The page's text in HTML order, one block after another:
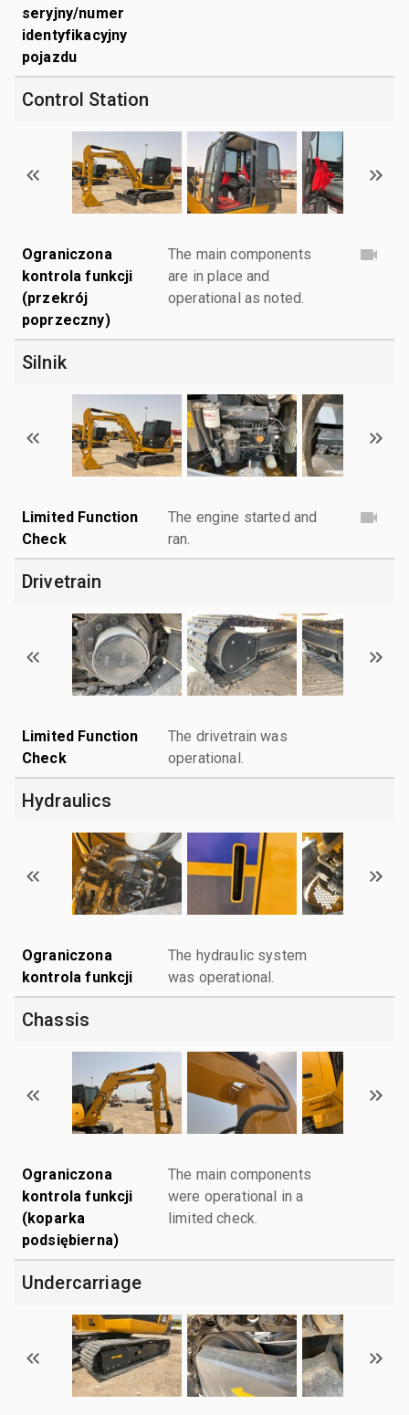
seryjny/numer
identyfikacyjny
pojazdu
Control Station
Ograniczona
kontrola funkcji
(przekrój
poprzeczny)
The main components
are in place and
operational as noted.
Silnik
Limited Function
Check
The engine started and
ran.
Drivetrain
Limited Function
Check
The drivetrain was
operational.
Hydraulics
Ograniczona
kontrola funkcji
The hydraulic system
was operational.
Chassis
Ograniczona
kontrola funkcji
(koparka
podsiębierna)
The main components
were operational in a
limited check.
Undercarriage